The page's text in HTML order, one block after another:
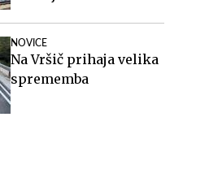
NOVICE
Na Vršič prihaja velika
sprememba